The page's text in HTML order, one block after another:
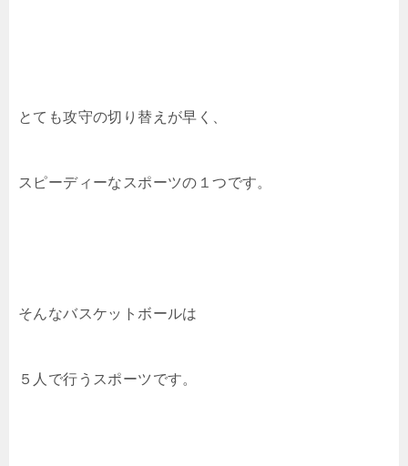
とても攻守の切り替えが早く、
スピーディーなスポーツの１つです。
そんなバスケットボールは
５人で行うスポーツです。